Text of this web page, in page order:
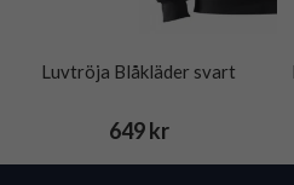
Luvtröja Blåkläder svart
649 kr